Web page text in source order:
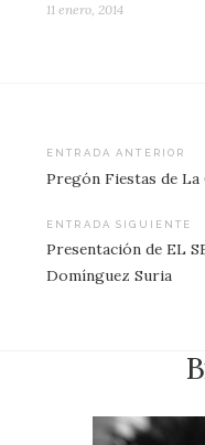
11 enero, 2014
Navegación
de
entradas
ENTRADA ANTERIOR
Pregón Fiestas de La
ENTRADA SIGUIENTE
Presentación de EL
Domínguez Suria